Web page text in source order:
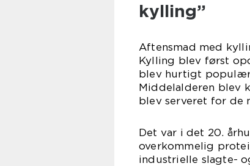
kylling”
Aftensmad med
Kylling blev først
blev hurtigt
Middelalderen blev
blev serveret for de
Det var i det 20.
overkommelig
industrielle slagte-